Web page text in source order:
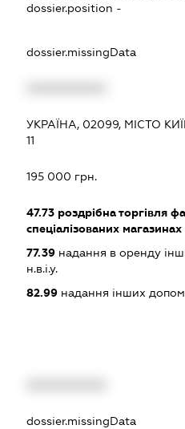
dossier.position -
dossier.missingData
УКРАЇНА, 02099, МІСТО
11
195 000 грн.
47.73роздрібна торгівля
спеціалізованих магазинах
77.39надання в оренду
н.в.і.у.
82.99надання інших
dossier.missingData